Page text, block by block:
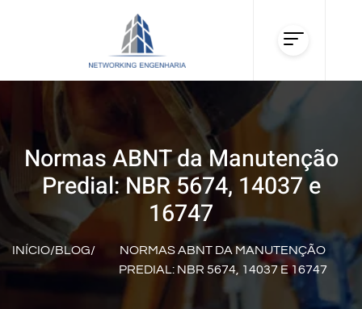
Normas ABNT da Manutenção
Predial: NBR 5674, 14037 e
16747
INÍCIO/BLOG/
NORMAS ABNT DA MANUTENÇÃO
PREDIAL: NBR 5674, 14037 E 16747